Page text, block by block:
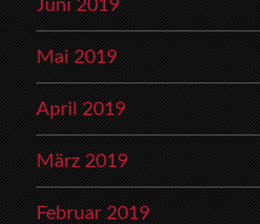
Juni 2019
Mai 2019
April 2019
März 2019
Februar 2019